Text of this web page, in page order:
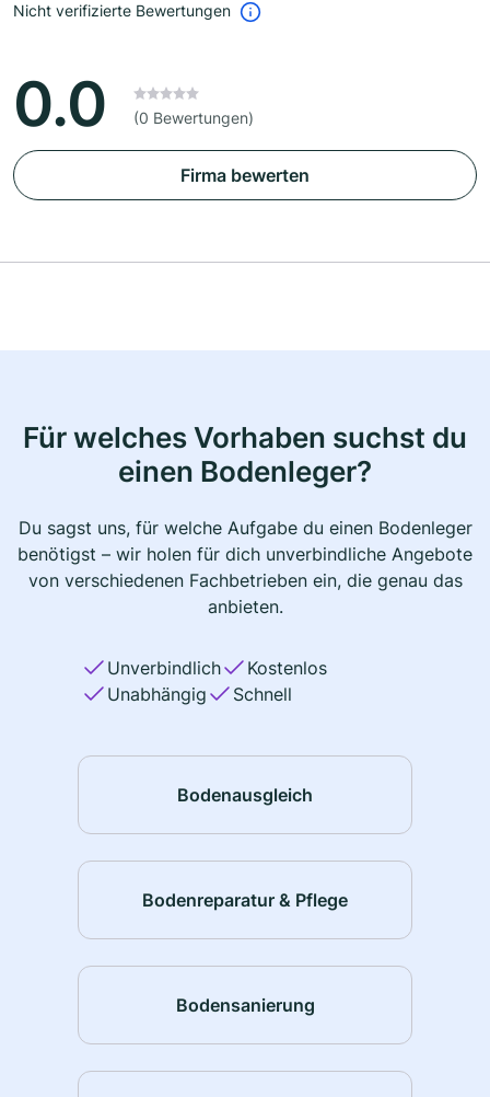
Nicht verifizierte Bewertungen
0.0 (0 Bewertungen)
Firma bewerten
Für welches Vorhaben suchst du
einen Bodenleger?
Du sagst uns, für welche Aufgabe du einen Bodenleger
benötigst – wir holen für dich unverbindliche Angebote
von verschiedenen Fachbetrieben ein, die genau das
anbieten.
Unverbindlich
Kostenlos
Unabhängig
Schnell
Bodenausgleich
Bodenreparatur & Pflege
Bodensanierung